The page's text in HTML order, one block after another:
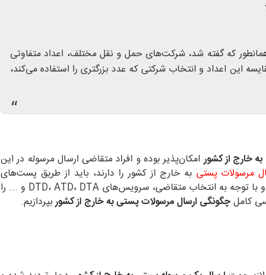
که گفته شد، شرکت‌های حمل و نقل مختلف، اعداد متفاوتی
این اعداد و انتخاب شرکتی که عدد بزرگتری را استفاده می‌کند،
“
خارج از کشورامکان‌پذیر بوده و افراد متقاضی ارسال مرسوله در این
مرسولات پستی به خارج از کشور را دارند، باید از طریق پست‌های
بین‌المللی این کار را انجام دهند. این پست‌ها انواع مختلفی دارند و با توجه به انتخاب متقاضی، سرویس‌های DTD، ATD، DTA و ... را
کاملچگونگی ارسال مرسولات پستی به خارج از کشوربپردازیم.